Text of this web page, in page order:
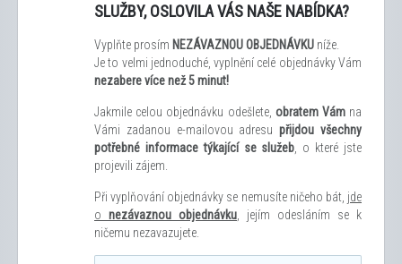
SLUŽBY, OSLOVILA VÁS NAŠE NABÍDKA?
Vyplňte prosím NEZÁVAZNOU OBJEDNÁVKU níže.
Je to velmi jednoduché, vyplnění celé objednávky Vám
nezabere více než 5 minut!
Jakmile celou objednávku odešlete, obratem Vámna
Vámi zadanou e-mailovou adresupřijdou všechny
potřebné informace týkající se služeb , o které jste
projevili zájem.
Při vyplňování objednávky se nemusíte ničeho bát, jde
o nezávaznou objednávku , jejím odesláním se k
ničemu nezavazujete.